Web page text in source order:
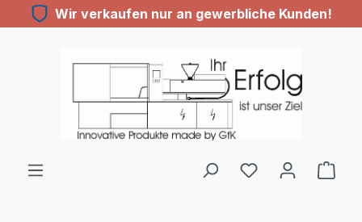
Zum Hauptinhalt springen
Wir verkaufen nur an gewerbliche Kunden!
Du hast 0